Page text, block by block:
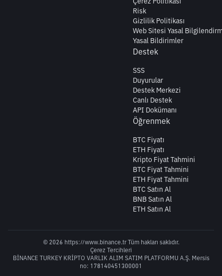
Risk
Gizlilik Politikası
Web Sitesi Yasal
Yasal Bildirimler
Destek
SSS
Duyurular
Destek Merkezi
Canlı Destek
API Dokümanı
Öğrenmek
BTC Fiyatı
ETH Fiyatı
Kripto Fiyat Tahmini
BTC Fiyat Tahmini
ETH Fiyat Tahmini
BTC Satın Al
BNB Satın Al
ETH Satın Al
© 2026 https://www.binance.tr Tüm hakları saklıdır.
Çerez Tercihleri
BİNANCE TURKEY KRİPTO VARLIK ALIM SATIM PLATFORMU A.Ş. Mersis
no: 178140451300001